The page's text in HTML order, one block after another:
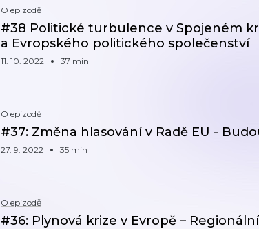
O epizodě
#38 Politické turbulence v Spojeném
a Evropského politického společenství
11. 10. 2022 37 min
O epizodě
#37: Změna hlasování v Radě EU -
27. 9. 2022 35 min
O epizodě
#36: Plynová krize v Evropě –